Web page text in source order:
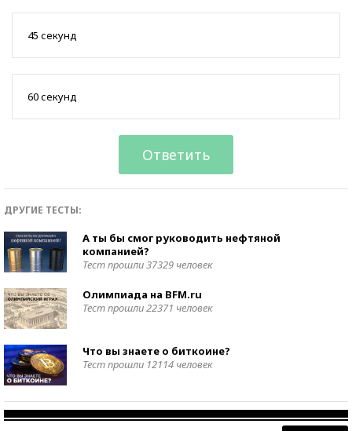
45 секунд
60 секунд
Ответить
ДРУГИЕ ТЕСТЫ:
А ты бы смог руководить нефтяной
компанией?
Тест прошли 37329 человек
Олимпиада на BFM.ru
Тест прошли 22371 человек
Что вы знаете о биткоине?
Тест прошли 12114 человек